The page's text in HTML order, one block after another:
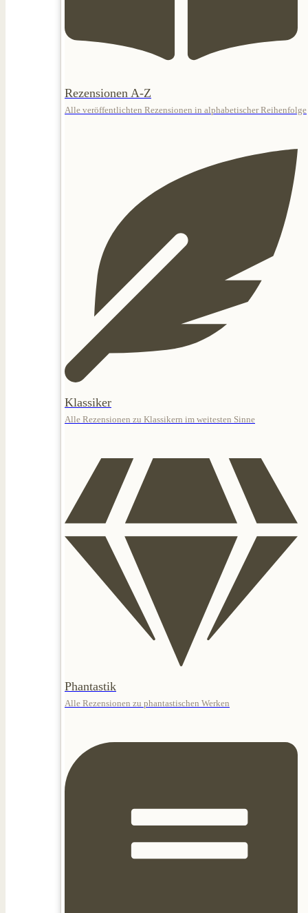
Rezensionen A-Z
Alle veröffentlichten Rezensionen in alphabetischer Reihenfolge
Klassiker
Alle Rezensionen zu Klassikern im weitesten Sinne
Phantastik
Alle Rezensionen zu phantastischen Werken